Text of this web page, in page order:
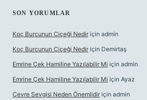
SON YORUMLAR
Koç Burcunun Çiçeği Nedir için admin
Koç Burcunun Çiçeği Nedir için Demirtaş
Emrine Çek Hamiline Yazılabilir Mi için admin
Emrine Çek Hamiline Yazılabilir Mi için Ayaz
Çevre Sevgisi Neden Önemlidir için admin